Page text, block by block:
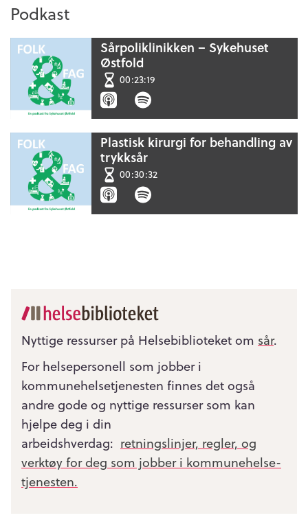
Podkast
Sårpoliklinikken – Sykehuset
Østfold
00:23:19
Plastisk kirurgi for behandling av
trykksår
00:30:32
Nyttige ressurser på Helsebiblioteket om sår.
For helsepersonell som jobber i
kommunehelsetjenesten finnes det også
andre gode og nyttige ressurser som kan
hjelpe deg i din
arbeidshverdag: retningslinjer, regler, og
verktøy for deg som jobber i kommunehelse­
tjenesten.